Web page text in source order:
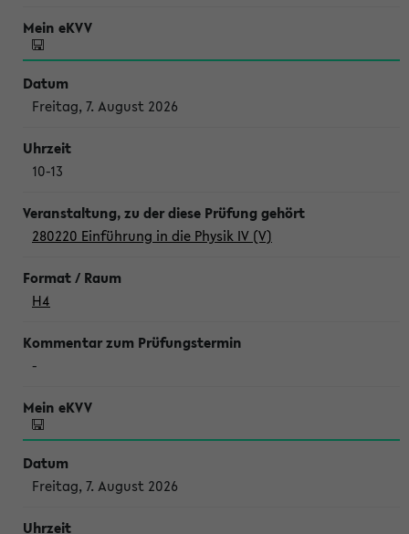
Freitag, 7. August 2026
10-13
280220 Einführung in die Physik IV (V)
H4
-
Freitag, 7. August 2026